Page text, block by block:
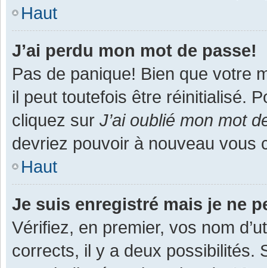
Haut
J’ai perdu mon mot de passe!
Pas de panique! Bien que votre
il peut toutefois être réinitialisé.
cliquez sur J’ai oublié mon mot
devriez pouvoir à nouveau vous
Haut
Je suis enregistré mais je ne
Vérifiez, en premier, vos nom
corrects, il y a deux possibilités.